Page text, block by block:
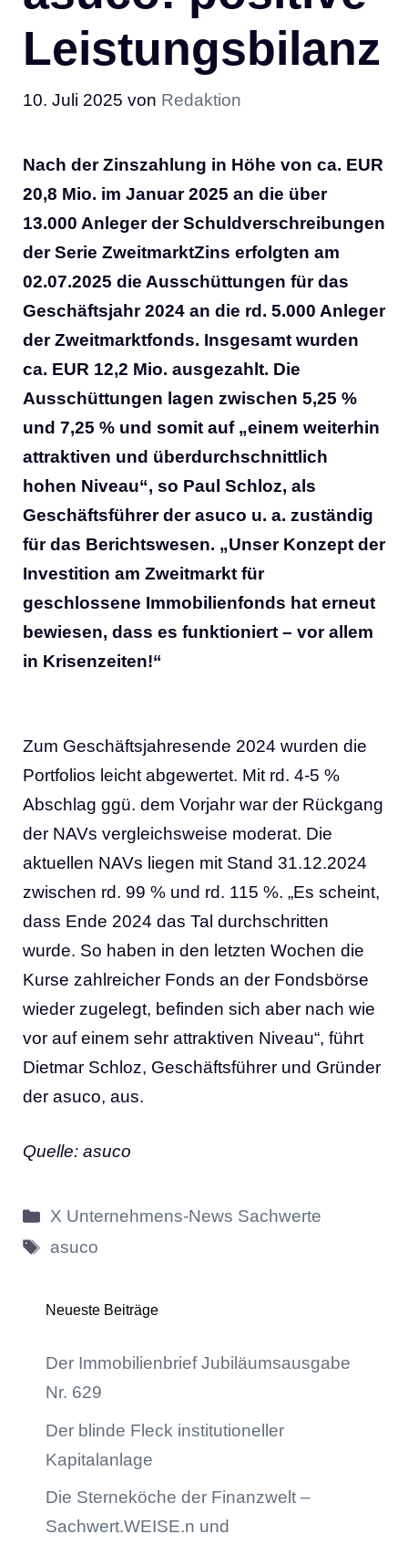
Leistungsbilanz
10. Juli 2025 von Redaktion
Nach der Zinszahlung in Höhe von ca. EUR
20,8 Mio. im Januar 2025 an die über
13.000 Anleger der Schuldverschreibungen
der Serie ZweitmarktZins erfolgten am
02.07.2025 die Ausschüttungen für das
Geschäftsjahr 2024 an die rd. 5.000 Anleger
der Zweitmarktfonds. Insgesamt wurden
ca. EUR 12,2 Mio. ausgezahlt. Die
Ausschüttungen lagen zwischen 5,25 %
und 7,25 % und somit auf „einem weiterhin
attraktiven und überdurchschnittlich
hohen Niveau“, so Paul Schloz, als
Geschäftsführer der asuco u. a. zuständig
für das Berichtswesen. „Unser Konzept der
Investition am Zweitmarkt für
geschlossene Immobilienfonds hat erneut
bewiesen, dass es funktioniert – vor allem
in Krisenzeiten!“
Zum Geschäftsjahresende 2024 wurden die
Portfolios leicht abgewertet. Mit rd. 4-5 %
Abschlag ggü. dem Vorjahr war der Rückgang
der NAVs vergleichsweise moderat. Die
aktuellen NAVs liegen mit Stand 31.12.2024
zwischen rd. 99 % und rd. 115 %. „Es scheint,
dass Ende 2024 das Tal durchschritten
wurde. So haben in den letzten Wochen die
Kurse zahlreicher Fonds an der Fondsbörse
wieder zugelegt, befinden sich aber nach wie
vor auf einem sehr attraktiven Niveau“, führt
Dietmar Schloz, Geschäftsführer und Gründer
der asuco, aus.
Quelle: asuco
Kategorien
X Unternehmens-News Sachwerte
Schlagwörter
asuco
Neueste Beiträge
Der Immobilienbrief Jubiläumsausgabe
Nr. 629
Der blinde Fleck institutioneller
Kapitalanlage
Die Sterneköche der Finanzwelt –
Sachwert.WEISE.n und